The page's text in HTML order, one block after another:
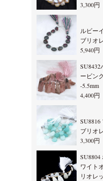
3,300円
ルビー
ブリオ
5,940円
ービン
-5.5mm
4,400円
ブリオ
3,300円
ワイト
リオレ